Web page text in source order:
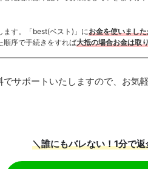
ます。「best(ベスト)」にお金を使いまし
順序で手続きをすれば大抵の場合お金は取
サポートいたしますので、お気
＼誰にもバレない！1分で